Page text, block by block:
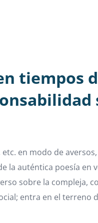
tiempos
en modo de
la auténtica poesía en
sobre la compleja,
entra en el terreno